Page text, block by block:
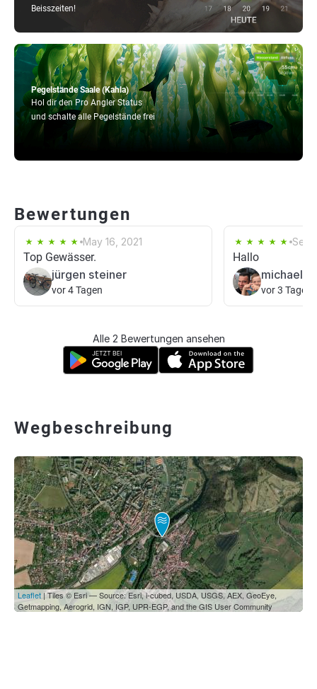
Pegelstände Saale (Kahla)
Hol dir den Pro Angler Status
und schalte alle Pegelstände frei
Beisszeiten!
Bewertungen
May 16, 2021
Top Gewässer.
jürgen steiner
vor 4 Tagen
Sep
Hallo
michael
vor 3 Tagen
Alle 2 Bewertungen ansehen
Wegbeschreibung
Leaflet | Tiles © Esri — Source: Esri, i-cubed, USDA, USGS, AEX, GeoEye,
Getmapping, Aerogrid, IGN, IGP, UPR-EGP, and the GIS User Community